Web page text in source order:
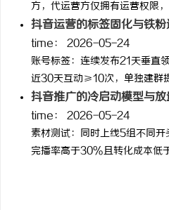
方，代运营方仅拥有运营权限
抖音运营的标签固化与铁
time：
2026-05-24
账号标签：连续发布21天垂直
近30天互动≥10次，单独建群
抖音推广的冷启动模型与
time：
2026-05-24
素材测试：同时上线5组不同
完播率高于30%且转化成本低